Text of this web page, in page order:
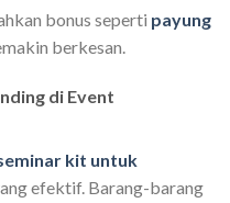
bonus seperti payung
berkesan.
di Event
kit untuk
efektif. Barang-barang